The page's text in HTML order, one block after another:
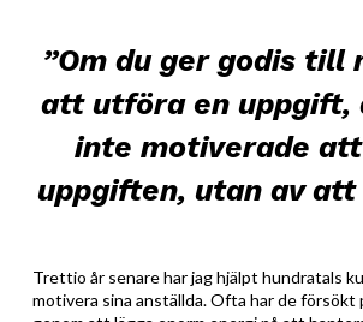
”Om du ger godis till
att utföra en uppgift,
inte motiverade
uppgiften, utan av att
Trettio år senare har jag hjälpt hundratals
motivera sina anställda. Ofta har de försökt